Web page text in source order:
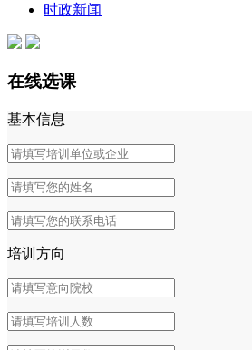
时政新闻
在线选课
基本信息
培训方向